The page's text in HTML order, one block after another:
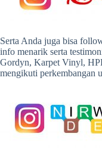
Serta Anda juga bisa
info menarik serta
Gordyn, Karpet Vinyl,
mengikuti perkembangan